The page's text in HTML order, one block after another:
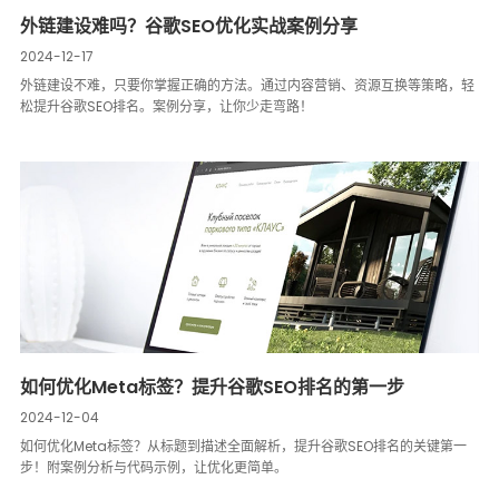
外链建设难吗？谷歌SEO优化实战案例分享
2024-12-17
外链建设不难，只要你掌握正确的方法。通过内容营销、资源互换等策略，轻
松提升谷歌SEO排名。案例分享，让你少走弯路！
如何优化Meta标签？提升谷歌SEO排名的第一步
2024-12-04
如何优化Meta标签？从标题到描述全面解析，提升谷歌SEO排名的关键第一
步！附案例分析与代码示例，让优化更简单。